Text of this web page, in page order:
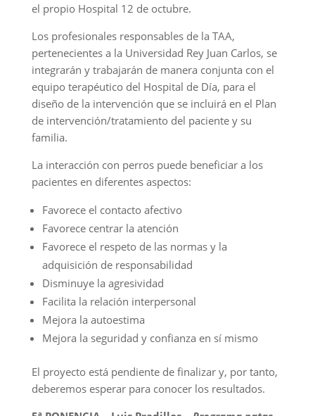
el propio Hospital 12 de octubre.
Los profesionales responsables de la TAA,
pertenecientes a la Universidad Rey Juan Carlos, se
integrarán y trabajarán de manera conjunta con el
equipo terapéutico del Hospital de Día, para el
diseño de la intervención que se incluirá en el Plan
de intervención/tratamiento del paciente y su
familia.
La interacción con perros puede beneficiar a los
pacientes en diferentes aspectos:
Favorece el contacto afectivo
Favorece centrar la atención
Favorece el respeto de las normas y la
adquisición de responsabilidad
Disminuye la agresividad
Facilita la relación interpersonal
Mejora la autoestima
Mejora la seguridad y confianza en sí mismo
El proyecto está pendiente de finalizar y, por tanto,
deberemos esperar para conocer los resultados.